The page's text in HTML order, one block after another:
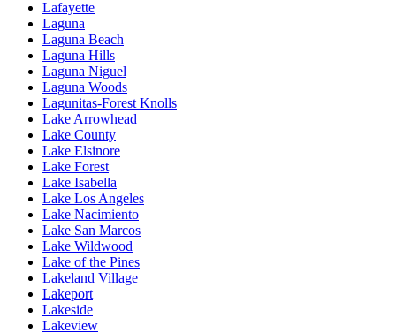
Lafayette
Laguna
Laguna Beach
Laguna Hills
Laguna Niguel
Laguna Woods
Lagunitas-Forest Knolls
Lake Arrowhead
Lake County
Lake Elsinore
Lake Forest
Lake Isabella
Lake Los Angeles
Lake Nacimiento
Lake San Marcos
Lake Wildwood
Lake of the Pines
Lakeland Village
Lakeport
Lakeside
Lakeview